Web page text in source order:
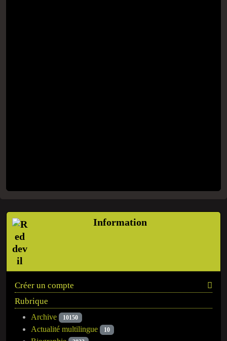
Information
Créer un compte
Rubrique
Archive 10150
Actualité multilingue 10